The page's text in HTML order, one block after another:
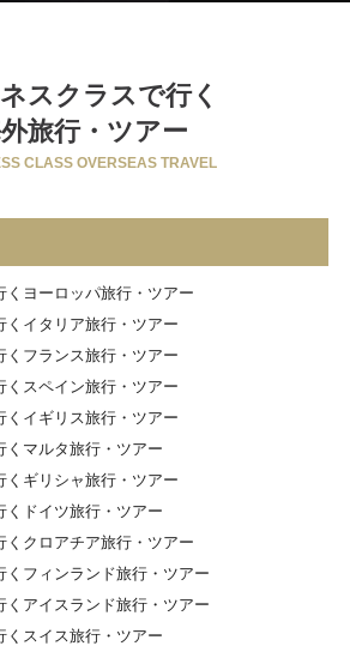
スクラスで行く
旅行・ツアー
CLASS OVERSEAS TRAVEL
くヨーロッパ旅行・ツアー
くイタリア旅行・ツアー
くフランス旅行・ツアー
くスペイン旅行・ツアー
くイギリス旅行・ツアー
くマルタ旅行・ツアー
くギリシャ旅行・ツアー
くドイツ旅行・ツアー
くクロアチア旅行・ツアー
くフィンランド旅行・ツアー
くアイスランド旅行・ツアー
くスイス旅行・ツアー